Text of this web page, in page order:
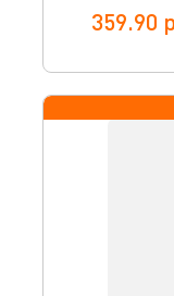
359.90